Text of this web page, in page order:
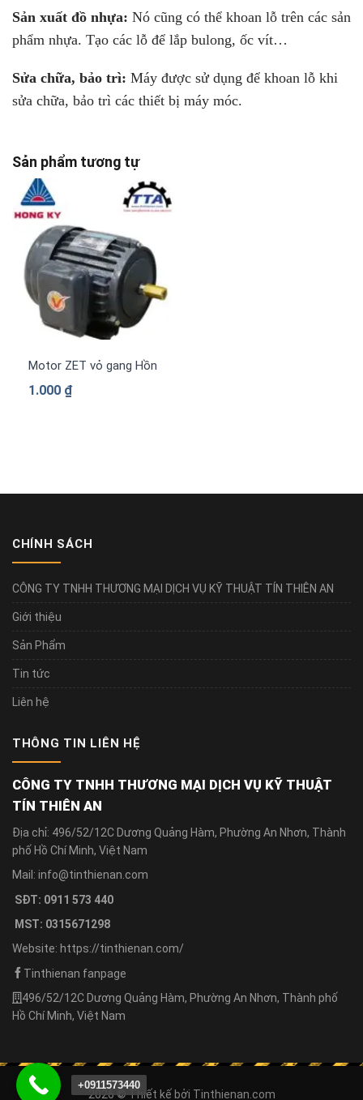
Sản xuất đồ nhựa: Nó cũng có thể khoan lỗ trên các sản
phẩm nhựa. Tạo các lỗ để lắp bulong, ốc vít…
Sửa chữa, bảo trì: Máy được sử dụng để khoan lỗ khi
sửa chữa, bảo trì các thiết bị máy móc.
Sản phẩm tương tự
Motor ZET vỏ gang Hồng Ký PLC-Z314
1.000 ₫
CHÍNH SÁCH
CÔNG TY TNHH THƯƠNG MẠI DỊCH VỤ KỸ THUẬT TÍN THIÊN AN
Giới thiệu
Sản Phẩm
Tin tức
Liên hệ
THÔNG TIN LIÊN HỆ
CÔNG TY TNHH THƯƠNG MẠI DỊCH VỤ KỸ THUẬT
TÍN THIÊN AN
Địa chỉ: 496/52/12C Dương Quảng Hàm, Phường An Nhơn, Thành
phố Hồ Chí Minh, Việt Nam
Mail: info@tinthienan.com
SĐT: 0911 573 440
MST: 0315671298
Website: https://tinthienan.com/
Tinthienan fanpage
496/52/12C Dương Quảng Hàm, Phường An Nhơn, Thành phố
Hồ Chí Minh, Việt Nam
2026 © Thiết kế bởi Tinthienan.com
+0911573440